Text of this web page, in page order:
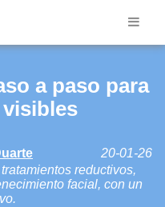
a paso para
20-01-26
reductivos,
facial, con un